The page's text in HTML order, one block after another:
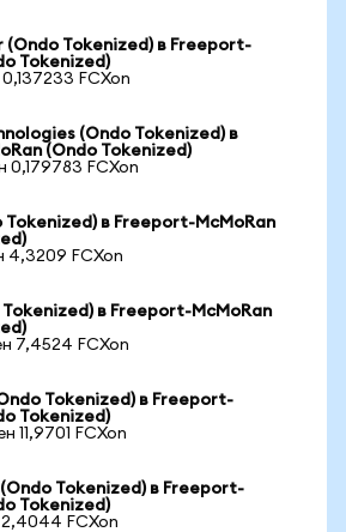
(Ondo Tokenized) в Freeport-
Tokenized)
FCXon
(Ondo Tokenized) в
(Ondo Tokenized)
0,179783 FCXon
Tokenized) в Freeport-McMoRan
4,3209 FCXon
Tokenized) в Freeport-McMoRan
7,4524 FCXon
Tokenized) в Freeport-
Tokenized)
11,9701 FCXon
Tokenized) в Freeport-
Tokenized)
2,4044 FCXon